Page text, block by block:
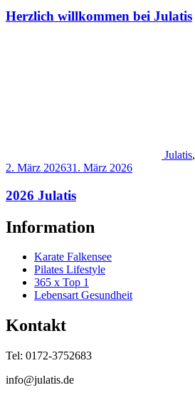
Herzlich willkommen bei Julatis
Julatis,
2. März 202631. März 2026
2026 Julatis
Information
Karate Falkensee
Pilates Lifestyle
365 x Top 1
Lebensart Gesundheit
Kontakt
Tel: 0172-3752683
info@julatis.de